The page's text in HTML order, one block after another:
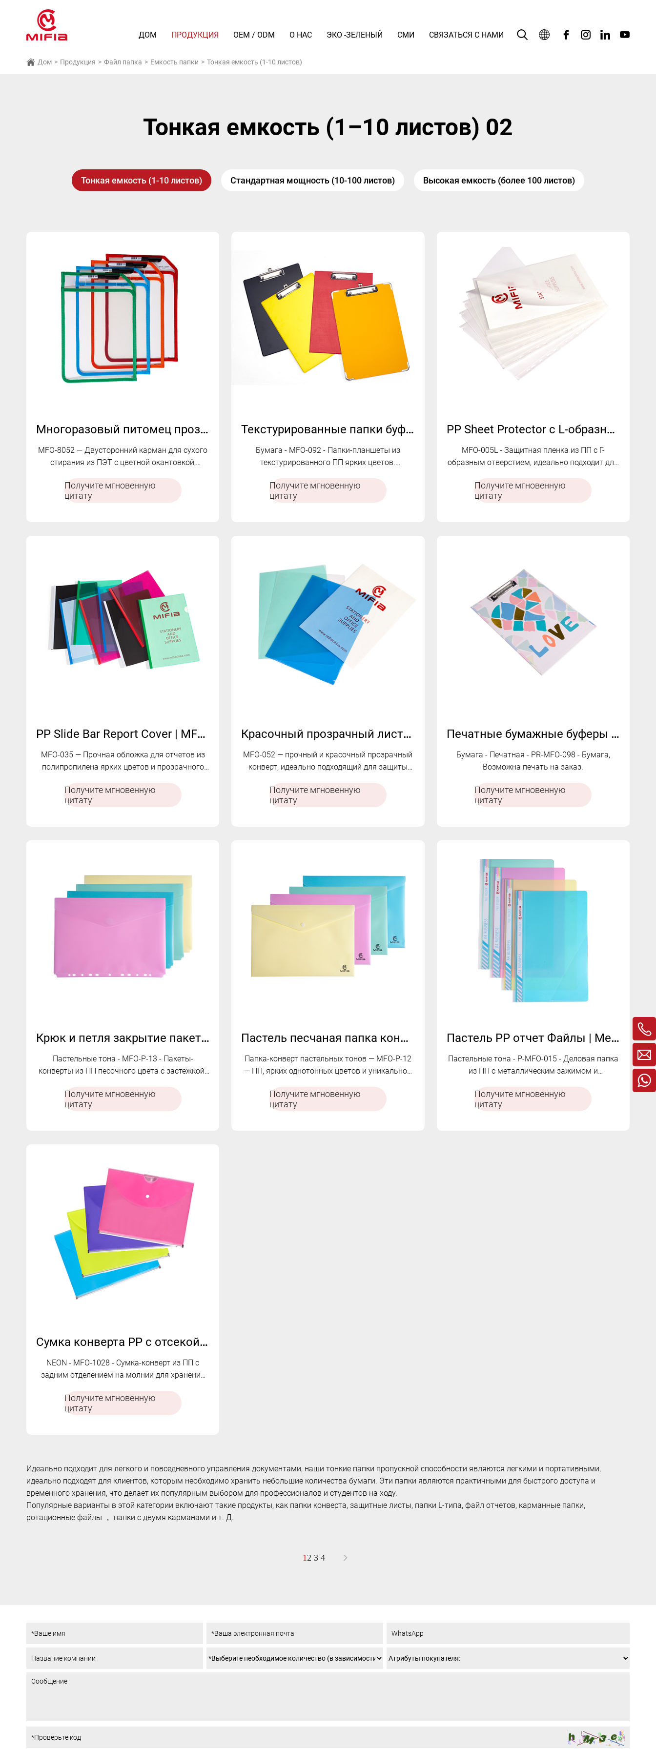
ДОМ ПРОДУКЦИЯ OEM / ODM О НАС ЭКО -ЗЕЛЕНЫЙ СМИ СВЯЗАТЬСЯ С НАМИ
Português
Дом > Продукция > Файл папка > Емкость папки > Тонкая емкость (1-10 листов)
Тонкая емкость (1–10 листов) 02
Тонкая емкость (1-10 листов) Стандартная мощность (10-100 листов) Высокая емкость (более 100 листов)
Многоразовый питомец прозрачный сухой стирание карманы | L-образное отверстие | Двойное письмо | MFO-8052
MFO-8052 — Двусторонний карман для сухого
стирания из ПЭТ с цветной окантовкой,
Получите мгновенную
цитату
Текстурированные папки буфера обмена PP | Односторонний | Многократные варианты цвета | MFO-092
Бумага - MFO-092 - Папки-планшеты из
текстурированного ПП ярких цветов.
металлическим зажимом.
Получите мгновенную
цитату
PP Sheet Protector с L-образной обработкой | MFO-005L
MFO-005L - Защитная пленка из ПП с Г-
образным отверстием, идеально подходит для
Получите мгновенную
цитату
PP Slide Bar Report Cover | MFO-035
MFO-035 — Прочная обложка для отчетов из
полипропилена ярких цветов и прозрачного
Получите мгновенную
цитату
Красочный прозрачный листовой рукав L-образной формы | MFO-052
MFO-052 — прочный и красочный прозрачный
конверт, идеально подходящий для защиты
Получите мгновенную
цитату
Печатные бумажные буферы | Односторонний | Пользовательские печатные дизайны | PR-MFO-098
Бумага - Печатная - PR-MFO-098 - Бумага,
Возможна печать на заказ.
Получите мгновенную
цитату
Крюк и петля закрытие пакетов конверта с 11 отверстиями | MFO-P-13
Пастельные тона - MFO-P-13 - Пакеты-
конверты из ПП песочного цвета с застежкой-
Получите мгновенную
цитату
Пастель песчаная папка конверта PP | MFO-P-12
Папка-конверт пастельных тонов — MFO-P-12
— ПП, ярких однотонных цветов и уникальной
Получите мгновенную
цитату
Пастель PP отчет Файлы | Металлический клип и лот позвоночника | Внутренний дизайн кармана треугольника | P-MFO-015
Пастельные тона - P-MFO-015 - Деловая папка
из ПП с металлическим зажимом и
хранения.
Получите мгновенную
цитату
Сумка конверта PP с отсекой на молнии | MFO-1028
NEON - MFO-1028 - Сумка-конверт из ПП с
задним отделением на молнии для хранения
Получите мгновенную
цитату
Идеально подходит для легкого и повседневного управления документами, наши тонкие папки пропускной способности являются легкими и портативными,
идеально подходят для клиентов, которым необходимо хранить небольшие количества бумаги. Эти папки являются практичными для быстрого доступа и
временного хранения, что делает их популярным выбором для профессионалов и студентов на ходу.
Популярные варианты в этой категории включают такие продукты, как папки конверта, защитные листы, папки L-типа, файл отчетов, карманные папки,
ротационные файлы ， папки с двумя карманами и т. Д.
1 2 3 4 >